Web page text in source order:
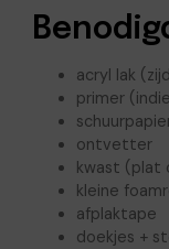
acryl lak
primer
ontvetter
kwast (plat
kleine
afplaktape
doekjes +